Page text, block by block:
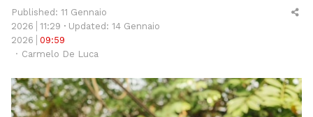
Published: 11 Gennaio
2026
11:29
Updated: 14 Gennaio
2026
09:59
Author
Carmelo De Luca